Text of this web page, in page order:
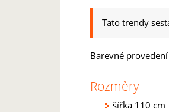
Tato trendy
Barevné
Rozměry
šířka 110 cm